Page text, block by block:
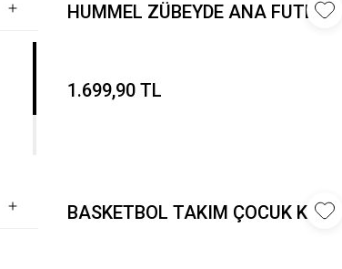
HUMMEL ZÜBEYDE ANA FUTBOL
1.699,90 TL
BASKETBOL TAKIM ÇOCUK K.